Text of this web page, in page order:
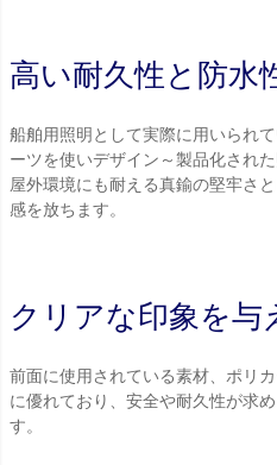
高い耐久性と防水
船舶用照明として実際に用いられ
ーツを使いデザイン～製品化され
屋外環境にも耐える真鍮の堅牢さ
感を放ちます。
クリアな印象を与
前面に使用されている素材、ポリ
に優れており、安全や耐久性が求
す。